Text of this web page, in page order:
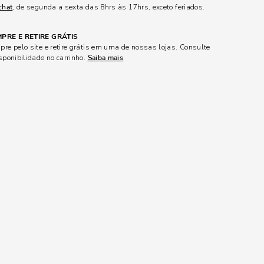
, de segunda a sexta das 8hrs às 17hrs, exceto feriados.
E RETIRE GRÁTIS
pelo site e retire grátis em uma de nossas lojas. Consulte
no carrinho. Saiba mais